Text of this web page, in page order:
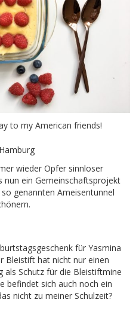
to my American friends!
wieder Opfer sinnloser
nun ein Gemeinschaftsprojekt
genannten Ameisentunnel
für Yasmina
Bleistift hat nicht nur einen
als Schutz für die Bleistiftmine
befindet sich auch noch ein
nicht zu meiner Schulzeit?